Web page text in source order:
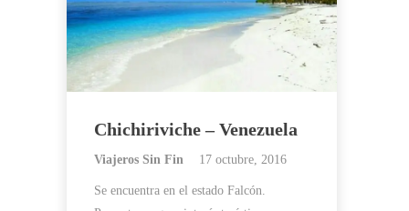
Chichiriviche – Venezuela
Viajeros Sin Fin 17 octubre, 2016
Se encuentra en el estado Falcón.